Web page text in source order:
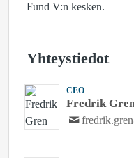
Fund V:n kesken.
Yhteystiedot
CEO
Fredrik